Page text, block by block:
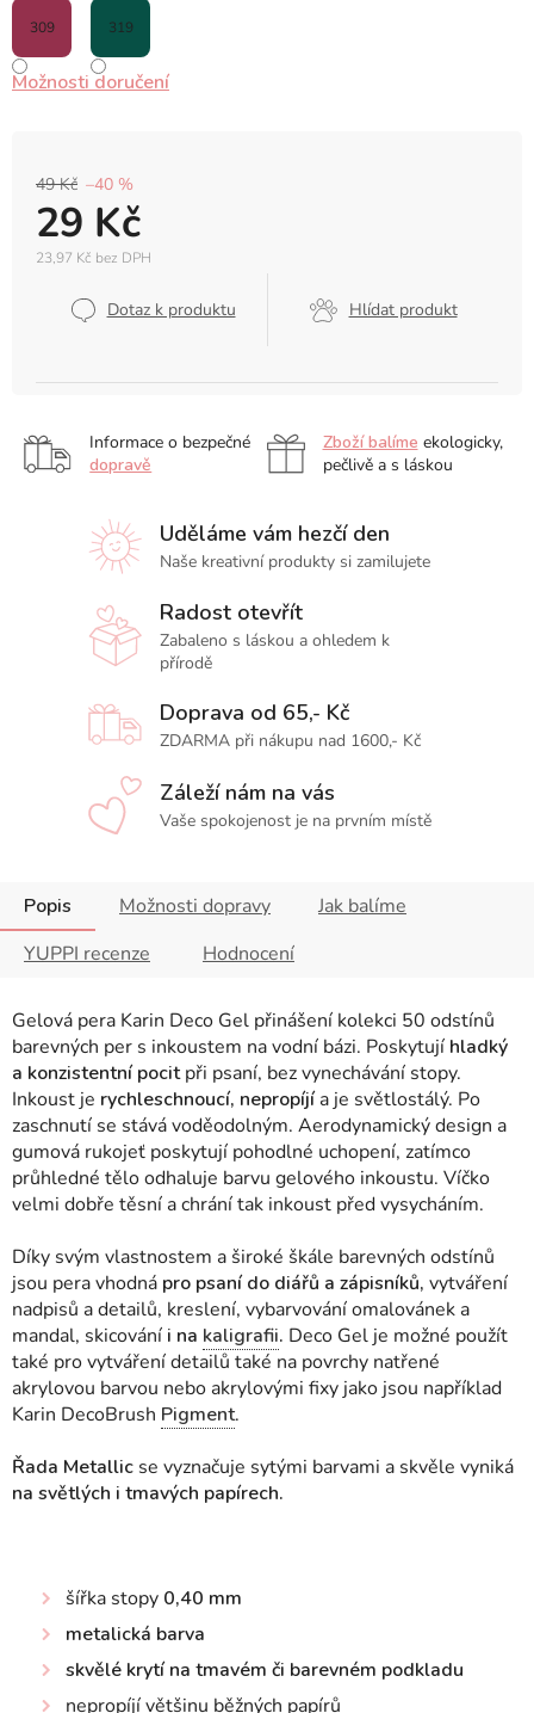
49 Kč –40 %
29 Kč
23,97 Kč bez DPH
Dotaz k produktu Hlídat produkt
309 319
Možnosti doručení
Informace o bezpečné
dopravě
Zboží balíme ekologicky,
pečlivě a s láskou
Uděláme vám hezčí den
Naše kreativní produkty si zamilujete
Radost otevřít
Zabaleno s láskou a ohledem k
přírodě
Doprava od 65,- Kč
ZDARMA při nákupu nad 1600,- Kč
Záleží nám na vás
Vaše spokojenost je na prvním místě
Popis Možnosti dopravy
Jak balíme
YUPPI recenze
Hodnocení
Gelová pera Karin Deco Gel přinášení kolekci 50 odstínů
barevných per s inkoustem na vodní bázi. Poskytují hladký
a konzistentní pocitpři psaní, bez vynechávání stopy.
Inkoust je rychleschnoucí, nepropíjía je světlostálý. Po
zaschnutí se stává voděodolným. Aerodynamický design a
gumová rukojeť poskytují pohodlné uchopení, zatímco
průhledné tělo odhaluje barvu gelového inkoustu. Víčko
velmi dobře těsní a chrání tak inkoust před vysycháním.
Díky svým vlastnostem a široké škále barevných odstínů
jsou pera vhodná pro psaní do diářů a zápisníků, vytváření
nadpisů a detailů, kreslení, vybarvování omalovánek a
mandal, skicování i na kaligrafii. Deco Gel je možné použít
také pro vytváření detailů také na povrchy natřené
akrylovou barvou nebo akrylovými fixy jako jsou například
Karin DecoBrush Pigment.
Řada Metallic se vyznačuje sytými barvami a skvěle vyniká
na světlých i tmavých papírech.
šířka stopy 0,40 mm
metalická barva
skvělé krytí na tmavém či barevném podkladu
nepropíjí většinu běžných papírů